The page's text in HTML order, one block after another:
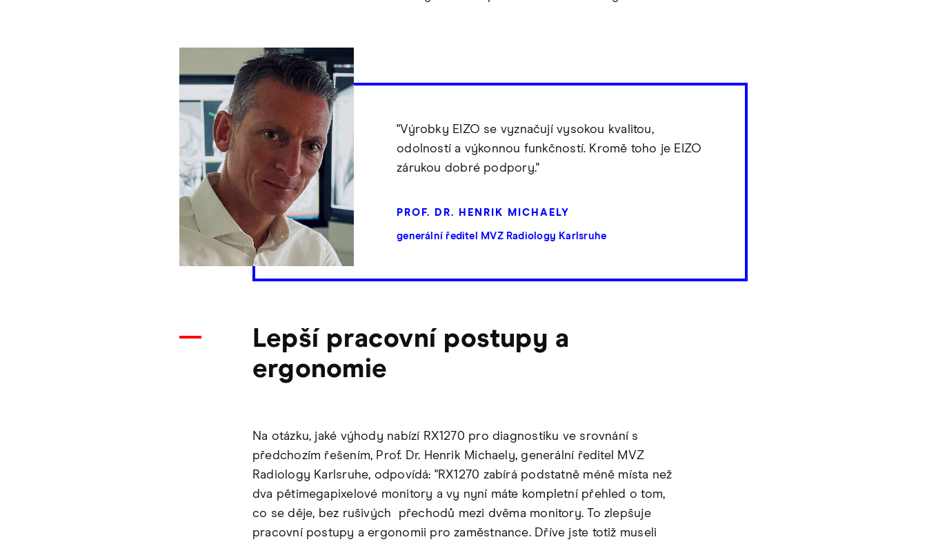
"Výrobky EIZO se vyznačují vysokou kvalitou,
odolností a výkonnou funkčností. Kromě toho je EIZO
zárukou dobré podpory."
PROF. DR. HENRIK MICHAELY
generální ředitel MVZ Radiology Karlsruhe
Lepší pracovní postupy a
ergonomie
Na otázku, jaké výhody nabízí RX1270 pro diagnostiku ve srovnání s
předchozím řešením, Prof. Dr. Henrik Michaely, generální ředitel MVZ
Radiology Karlsruhe, odpovídá: "RX1270 zabírá podstatně méně místa než
dva pětimegapixelové monitory a vy nyní máte kompletní přehled o tom,
co se děje, bez rušivých přechodů mezi dvěma monitory. To zlepšuje
pracovní postupy a ergonomii pro zaměstnance. Dříve jste totiž museli